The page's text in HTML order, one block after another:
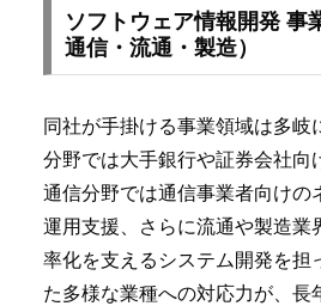
ソフトウェア情報開発 事
通信・流通・製造）
同社が手掛ける事業領域は多岐
分野では大手銀行や証券会社向
通信分野では通信事業者向けの
運用支援、さらに流通や製造業
率化を支えるシステム開発を担
た多様な業種への対応力が、長